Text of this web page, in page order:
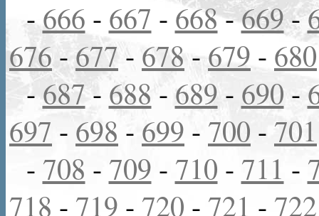
-666 - 667 - 668-669-
676-677- 678 - 679 - 680
-687- 688 - 689 - 690 -
697 - 698 - 699 - 700 - 701
- 708 - 709 - 710 - 711 -
718 - 719 - 720 - 721 - 722